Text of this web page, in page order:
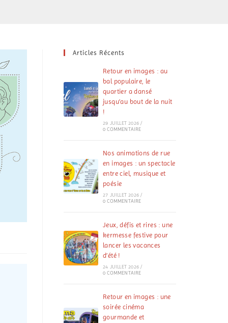
Articles Récents
Retour en images : au
bal populaire, le
quartier a dansé
jusqu’au bout de la nuit
!
29 JUILLET 2026 /
0 COMMENTAIRE
Nos animations de rue
en images : un spectacle
entre ciel, musique et
poésie
27 JUILLET 2026 /
0 COMMENTAIRE
Jeux, défis et rires : une
kermesse festive pour
lancer les vacances
d’été !
24 JUILLET 2026 /
0 COMMENTAIRE
Retour en images : une
soirée cinéma
gourmande et